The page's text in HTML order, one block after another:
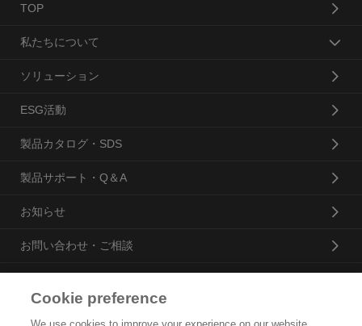
TOP
私たちについて
ソリューション
ESG活動
製品カタログ・SDS
製品サポート・Q＆A
お知らせ
お問い合わせ・ご相談
Cookie preference